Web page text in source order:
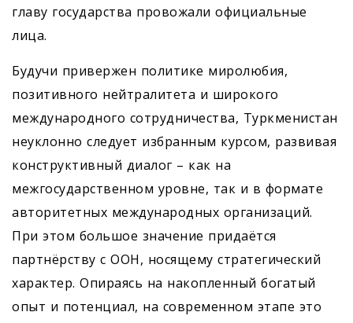
главу государства провожали официальные
лица.
Будучи привержен политике миролюбия,
позитивного нейтралитета и широкого
международного сотрудничества, Туркменистан
неуклонно следует избранным курсом, развивая
конструктивный диалог – как на
межгосударственном уровне, так и в формате
авторитетных международных организаций.
При этом большое значение придаётся
партнёрству с ООН, носящему стратегический
характер. Опираясь на накопленный богатый
опыт и потенциал, на современном этапе это